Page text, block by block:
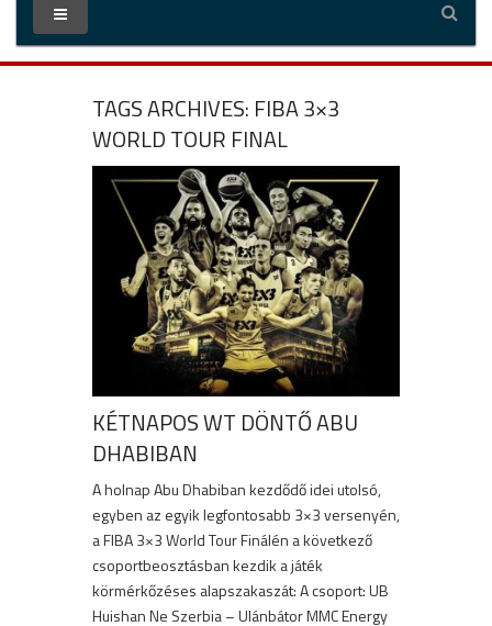
TAGS ARCHIVES: FIBA 3×3
WORLD TOUR FINAL
KÉTNAPOS WT DÖNTŐ ABU
DHABIBAN
A holnap Abu Dhabiban kezdődő idei utolsó,
egyben az egyik legfontosabb 3×3 versenyén,
a FIBA 3×3 World Tour Finálén a következő
csoportbeosztásban kezdik a játék
körmérkőzéses alapszakaszát: A csoport: UB
Huishan Ne Szerbia – Ulánbátor MMC Energy